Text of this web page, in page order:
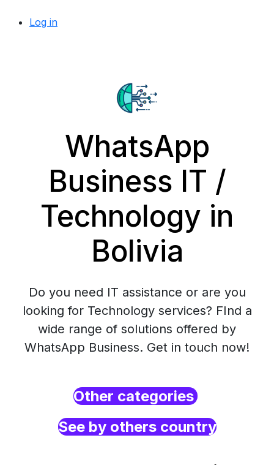
Log in
WhatsApp
Business IT /
Technology in
Bolivia
Do you need IT assistance or are you
looking for Technology services? FInd a
wide range of solutions offered by
WhatsApp Business. Get in touch now!
Other categories
See by others country